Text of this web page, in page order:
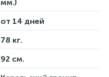
мм.)
от 14 дней
78 кг.
92 см.